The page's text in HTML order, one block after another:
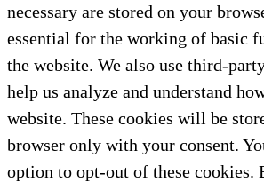
necessary are stored on your
essential for the working of basic
the website. We also use third-
help us analyze and understand
website. These cookies will be
browser only with your consent.
option to opt-out of these cookies.